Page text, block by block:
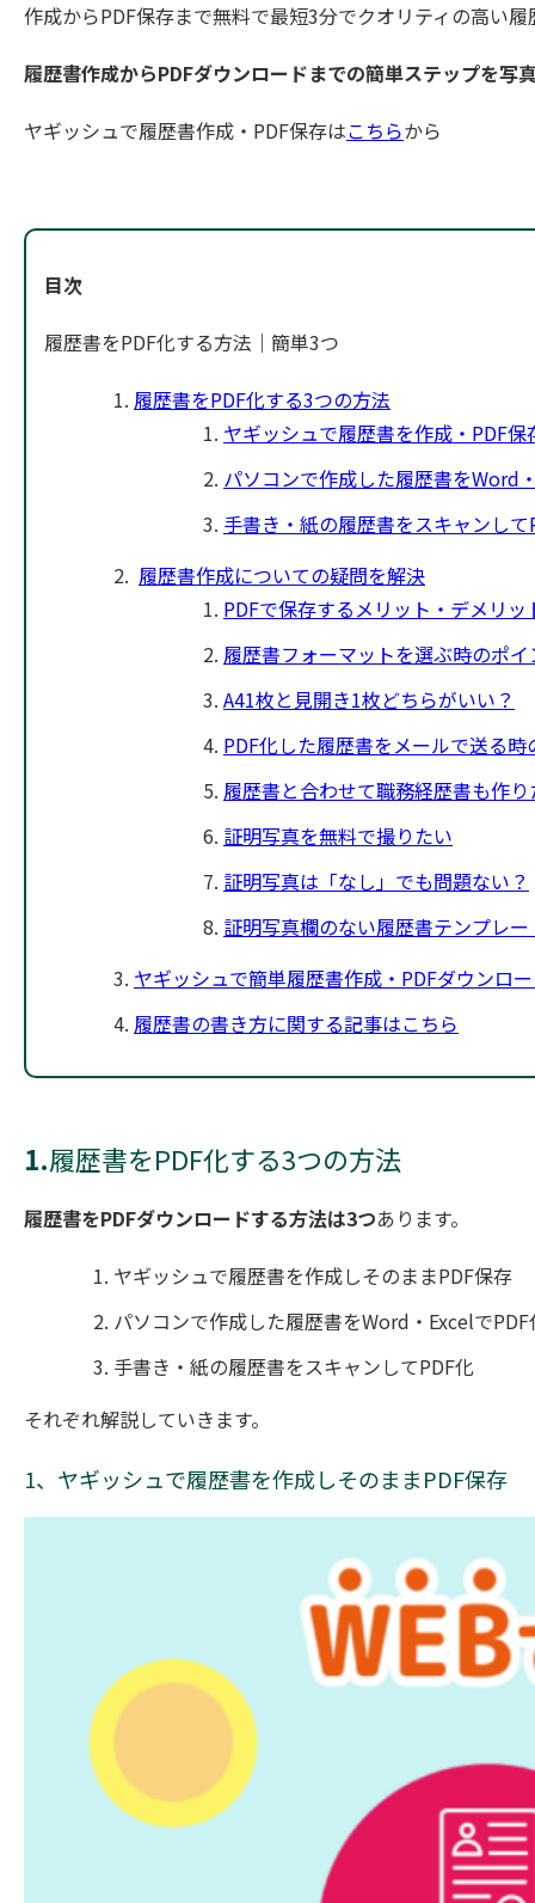
作成からPDF保存まで無料で最短3分でクオリティの高い
履歴書作成からPDFダウンロードまでの簡単ステップを写
ヤギッシュで履歴書作成・PDF保存はこちらから
目次
履歴書をPDF化する方法｜簡単3つ
履歴書をPDF化する3つの方法
ヤギッシュで履歴書を作成・PDF保
パソコンで作成した履歴書をWord
手書き・紙の履歴書をスキャンして
履歴書作成についての疑問を解決
PDFで保存するメリット・デメリッ
履歴書フォーマットを選ぶ時のポイ
A41枚と見開き1枚どちらがいい？
PDF化した履歴書をメールで送る時
履歴書と合わせて職務経歴書も作り
証明写真を無料で撮りたい
証明写真は「なし」でも問題ない？
証明写真欄のない履歴書テンプレ
ヤギッシュで簡単履歴書作成・PDFダウンロ
履歴書の書き方に関する記事はこちら
1.履歴書をPDF化する3つの方法
履歴書をPDFダウンロードする方法は3つあります。
ヤギッシュで履歴書を作成しそのままPDF保存
パソコンで作成した履歴書をWord・ExcelでPDF
手書き・紙の履歴書をスキャンしてPDF化
それぞれ解説していきます。
1、ヤギッシュで履歴書を作成しそのままPDF保存